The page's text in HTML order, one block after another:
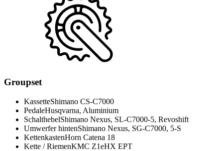
Groupset
KassetteShimano CS-C7000
PedaleHusqvarna, Aluminium
SchalthebelShimano Nexus, SL-C7000-5, Revoshift
Umwerfer hintenShimano Nexus, SG-C7000, 5-S
KettenkastenHorn Catena 18
Kette / RiemenKMC Z1eHX EPT